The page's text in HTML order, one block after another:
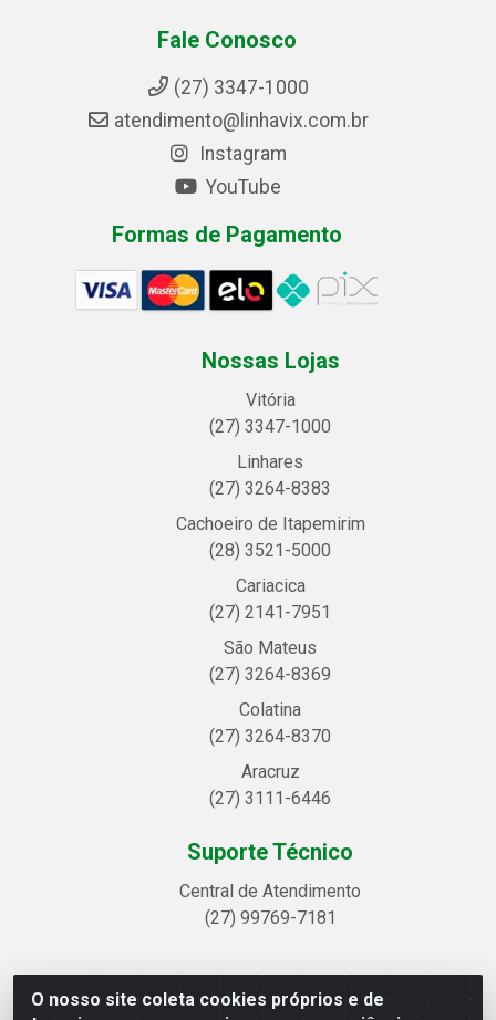
O nosso site coleta cookies próprios e de
Fale Conosco
(27) 3347-1000
atendimento@linhavix.com.br
Instagram
YouTube
Formas de Pagamento
Nossas Lojas
Vitória
(27) 3347-1000
Linhares
(27) 3264-8383
Cachoeiro de Itapemirim
(28) 3521-5000
Cariacica
(27) 2141-7951
São Mateus
(27) 3264-8369
Colatina
(27) 3264-8370
Aracruz
(27) 3111-6446
Suporte Técnico
Central de Atendimento
(27) 99769-7181
Linhavix Distribuidora LTDA - Avenida Alegre, 2521 -